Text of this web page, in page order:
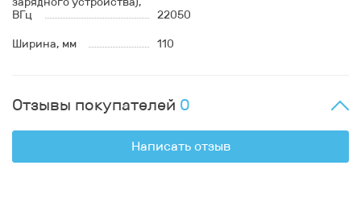
ВГц
22050
Ширина, мм 110
Отзывы покупателей 0
Написать отзыв